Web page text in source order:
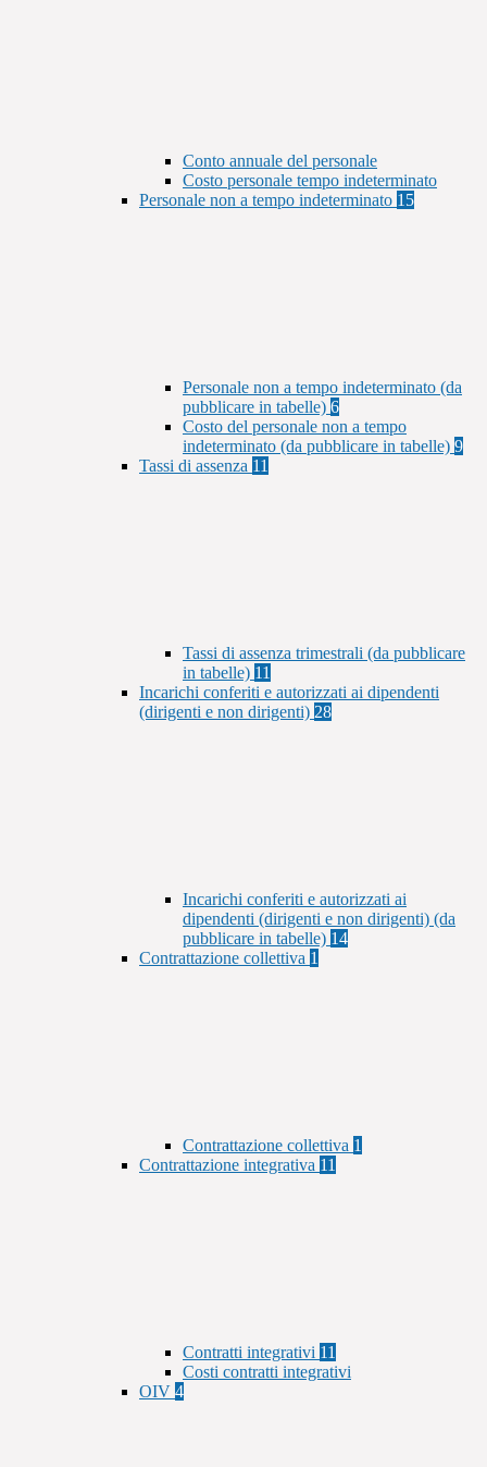
Conto annuale del personale
Costo personale tempo indeterminato
Personale non a tempo indeterminato 15
Personale non a tempo indeterminato (da
pubblicare in tabelle) 6
Costo del personale non a tempo
indeterminato (da pubblicare in tabelle) 9
Tassi di assenza 11
Tassi di assenza trimestrali (da pubblicare
in tabelle) 11
Incarichi conferiti e autorizzati ai dipendenti
(dirigenti e non dirigenti) 28
Incarichi conferiti e autorizzati ai
dipendenti (dirigenti e non dirigenti) (da
pubblicare in tabelle) 14
Contrattazione collettiva 1
Contrattazione collettiva 1
Contrattazione integrativa 11
Contratti integrativi 11
Costi contratti integrativi
OIV 4